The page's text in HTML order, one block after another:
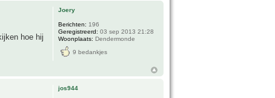
hoe hij
Joery
Berichten: 196
Geregistreerd: 03 sep 2013 21:28
Woonplaats: Dendermonde
9 bedankjes
jos944